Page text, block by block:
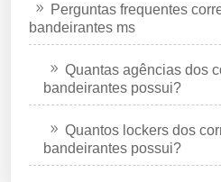
Perguntas frequentes
bandeirantes ms
Quantas agências dos
bandeirantes possui?
Quantos lockers dos
bandeirantes possui?